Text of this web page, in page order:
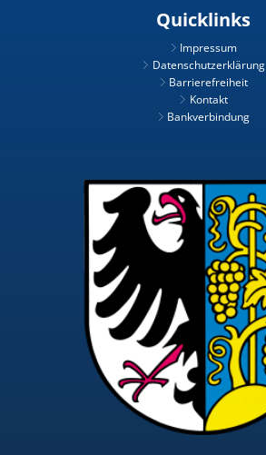
Quicklinks
Impressum
Datenschutzerklärung
Barrierefreiheit
Kontakt
Bankverbindung